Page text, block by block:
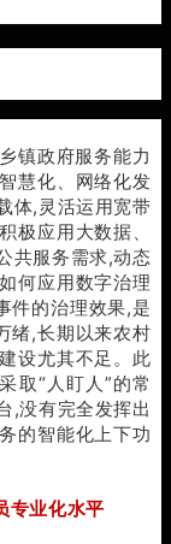
镇政府服务能力
慧化、网络化发
体,灵活运用宽带
极应用大数据、
共服务需求,动态
何应用数字治理
件的治理效果,是
绪,长期以来农村
设尤其不足。此
取“人盯人”的常
,没有完全发挥出
的智能化上下功
专业化水平